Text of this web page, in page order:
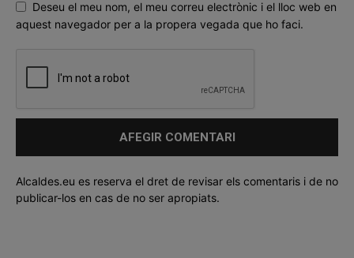
Deseu el meu nom, el meu correu electrònic i el lloc web en
aquest navegador per a la propera vegada que ho faci.
Alcaldes.eu es reserva el dret de revisar els comentaris i de no
publicar-los en cas de no ser apropiats.